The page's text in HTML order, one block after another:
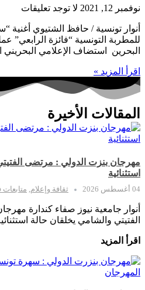
نوفمبر 12, 2021 لا توجد تعليقات
أنوار تونسية / حافظ الشتيوي أغنية
للمطربة التونسية “فائزة
البحرين استضاف الإعلامي البحريني
اقرأ المزيد »
المقالات الأخيرة
مهرجان بنزت الدولي : مرتضى
استثنائية
04 أغسطس 2026 ثقافة وإعلام متابعات
أنوار جامعية نيوز صفاء كندارة
الفتيتي والشامي يخلقان حالة
اقرأ المزيد